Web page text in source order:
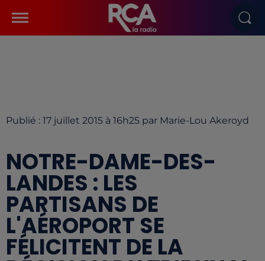
Publié : 17 juillet 2015 à 16h25 par Marie-Lou Akeroyd
NOTRE-DAME-DES-
LANDES : LES
PARTISANS DE
L'AÉROPORT SE
FÉLICITENT DE LA